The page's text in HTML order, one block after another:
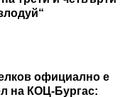
официално е
на КОЦ-Бургас: